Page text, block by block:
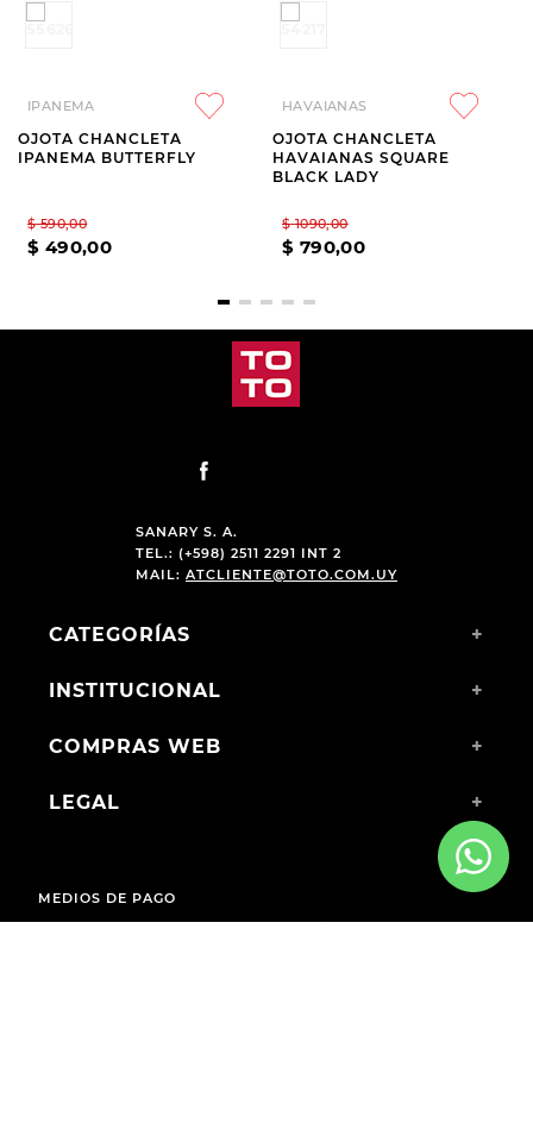
IPANEMA
OJOTA CHANCLETA
IPANEMA BUTTERFLY
$ 590,00
$ 490,00
HAVAIANAS
OJOTA CHANCLETA
HAVAIANAS SQUARE
BLACK LADY
$ 1090,00
$ 790,00
SANARY S. A.
TEL.: (+598) 2511 2291 INT 2
MAIL: ATCLIENTE@TOTO.COM.UY
CATEGORÍAS +
INSTITUCIONAL +
COMPRAS WEB +
LEGAL +
MEDIOS DE PAGO